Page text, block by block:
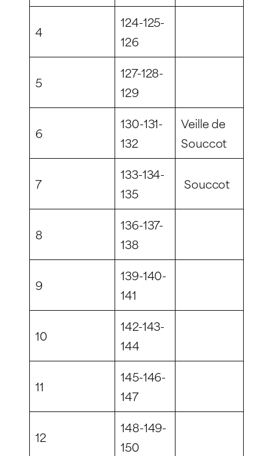
4
124-125-
126
5
127-128-
129
6
130-131-
132
Veille de
Souccot
7
133-134-
135
Souccot
8
136-137-
138
9
139-140-
141
10
142-143-
144
11
145-146-
147
12
148-149-
150